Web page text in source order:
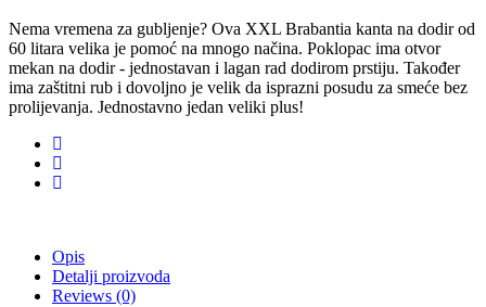
Nema vremena za gubljenje? Ova XXL Brabantia kanta na dodir od
60 litara velika je pomoć na mnogo načina. Poklopac ima otvor
mekan na dodir - jednostavan i lagan rad dodirom prstiju. Također
ima zaštitni rub i dovoljno je velik da isprazni posudu za smeće bez
prolijevanja. Jednostavno jedan veliki plus!
Opis
Detalji proizvoda
Reviews (0)